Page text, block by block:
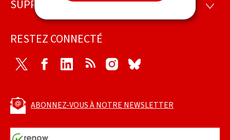
page
SUPPORT
RESTEZ CONNECTÉ
Twitter FacebookLinkedIn RSS Instagram
ABONNEZ-VOUS À NOTRE NEWSLETTER